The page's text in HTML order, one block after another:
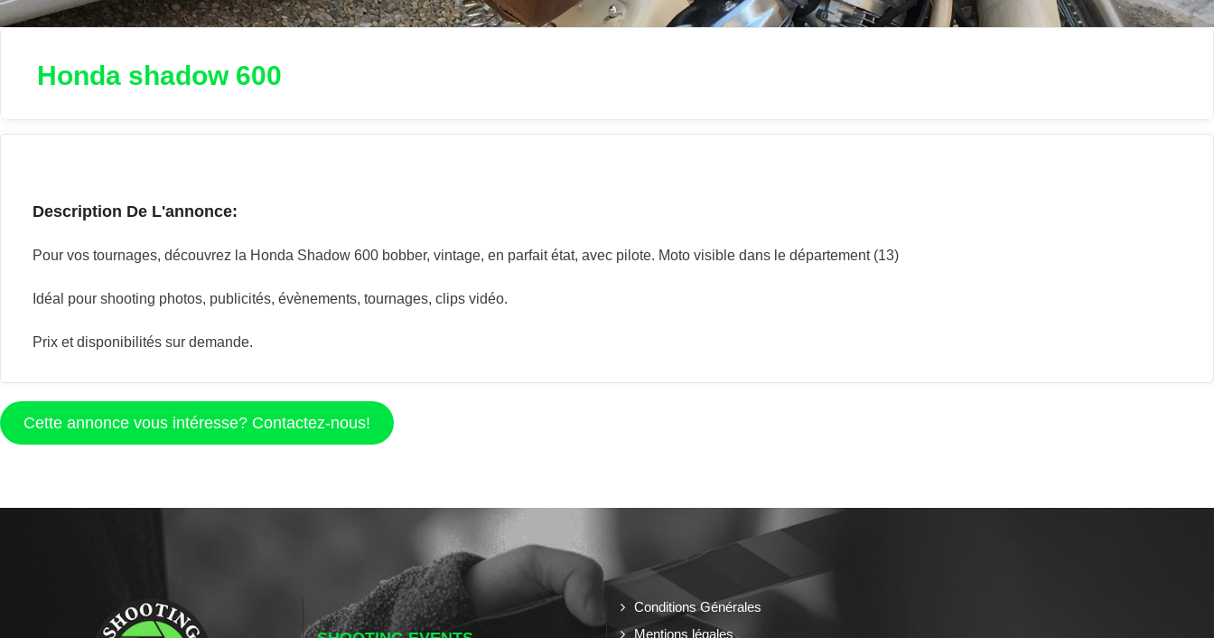
Honda shadow 600
Description De L'annonce:
Pour vos tournages, découvrez la Honda Shadow 600 bobber, vintage, en parfait état, avec pilote. Moto visible dans le département (13)
Idéal pour shooting photos, publicités, évènements, tournages, clips vidéo.
Prix et disponibilités sur demande.
Cette annonce vous intéresse? Contactez-nous!
Conditions Générales
Mentions légales